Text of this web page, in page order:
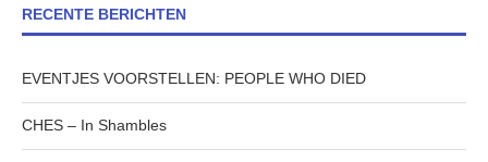
RECENTE BERICHTEN
EVENTJES VOORSTELLEN: PEOPLE WHO DIED
CHES – In Shambles